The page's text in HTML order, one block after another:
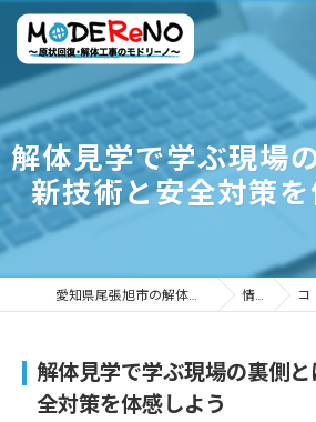
解体見学で学ぶ現場
新技術と安全対策
愛知県尾張旭市の解体ならMODEReNO ～原状回復・解体工事のモドリーノ～ 情報ブログ コラム
解体見学で学ぶ現場の裏側
全対策を体感しよう